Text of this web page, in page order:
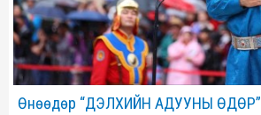
Өнөөдөр “ДЭЛХИЙН АДУУНЫ ӨДӨР”